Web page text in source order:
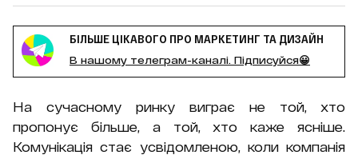
БІЛЬШЕ ЦІКАВОГО ПРО МАРКЕТИНГ ТА ДИЗАЙН
В нашому телеграм-каналі. Підписуйся😀
На сучасному ринку виграє не той, хто
пропонує більше, а той, хто каже ясніше.
Комунікація стає усвідомленою, коли компанія